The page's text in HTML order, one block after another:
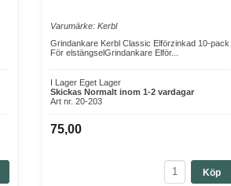
Varumärke: Kerbl
Grindankare Kerbl Classic Elförzinkad 10-pack
För elstängselGrindankare Elför...
I Lager Eget Lager
Skickas Normalt inom 1-2 vardagar
Art nr. 20-203
75,00
Köp